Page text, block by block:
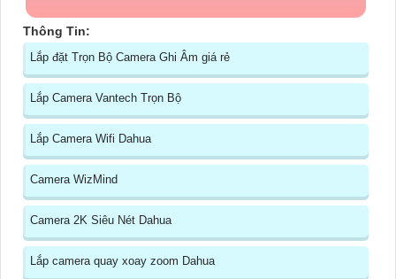
Thông Tin:
Lắp đặt Trọn Bộ Camera Ghi Âm giá rẻ
Lắp Camera Vantech Trọn Bộ
Lắp Camera Wifi Dahua
Camera WizMind
Camera 2K Siêu Nét Dahua
Lắp camera quay xoay zoom Dahua